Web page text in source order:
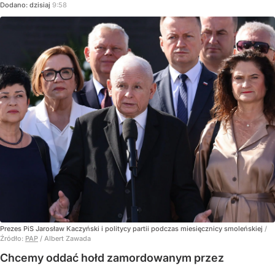
Dodano: dzisiaj 9:58
Prezes PiS Jarosław Kaczyński i politycy partii podczas miesięcznicy smoleńskiej /
Źródło: PAP / Albert Zawada
Chcemy oddać hołd zamordowanym przez